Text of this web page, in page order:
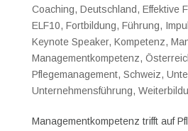
Coaching, Deutschland, Effektive
ELF10, Fortbildung, Führung,
Keynote Speaker, Kompetenz,
Managementkompetenz,
Pflegemanagement, Schweiz,
Unternehmensführung,
Managementkompetenz trifft auf